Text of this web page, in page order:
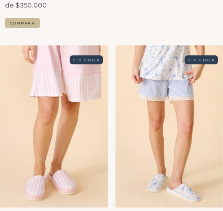
COMPRAR
SIN STOCK SIN STOCK